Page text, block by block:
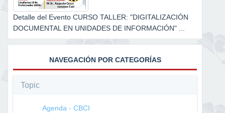
Detalle del Evento CURSO TALLER: "DIGITALIZACIÓN
DOCUMENTAL EN UNIDADES DE INFORMACIÓN" ...
NAVEGACIÓN POR CATEGORÍAS
Topic
Agenda - CBCI